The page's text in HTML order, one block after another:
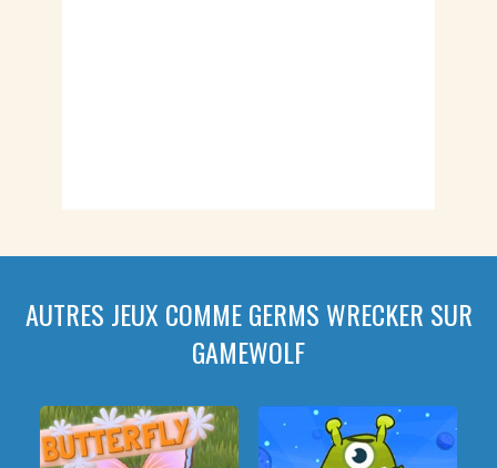
AUTRES JEUX COMME GERMS WRECKER SUR
GAMEWOLF